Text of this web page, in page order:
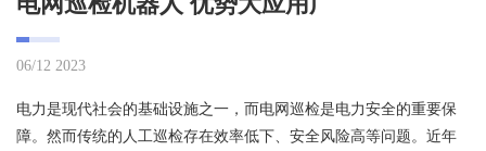
06/12 2023
电力是现代社会的基础设施之一，而电网巡检是电力安全的重要保
障。然而传统的人工巡检存在效率低下、安全风险高等问题。近年